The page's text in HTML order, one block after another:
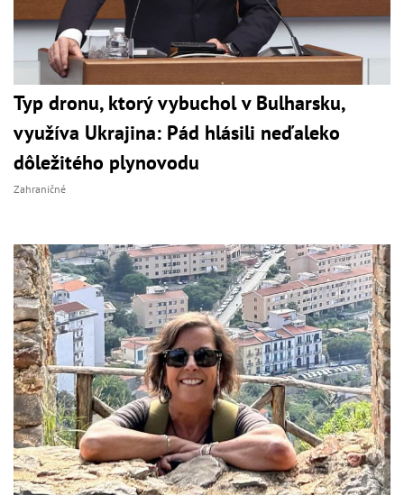
Typ dronu, ktorý vybuchol v Bulharsku,
využíva Ukrajina: Pád hlásili neďaleko
dôležitého plynovodu
Zahraničné